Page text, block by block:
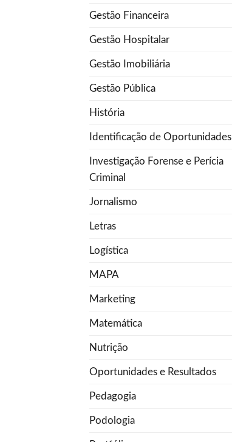
Gestão Financeira
Gestão Hospitalar
Gestão Imobiliária
Gestão Pública
História
Identificação de Oportunidades
Investigação Forense e Perícia
Criminal
Jornalismo
Letras
Logística
MAPA
Marketing
Matemática
Nutrição
Oportunidades e Resultados
Pedagogia
Podologia